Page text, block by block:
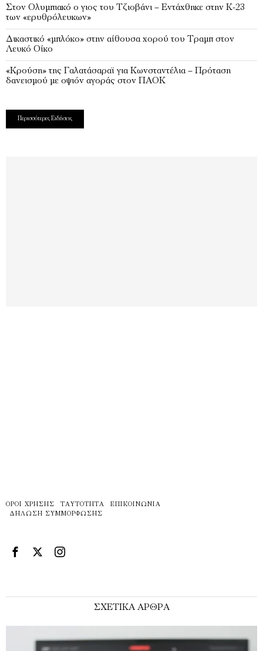
Στον Ολυμπιακό ο γιος του Τζιοβάνι – Εντάχθηκε στην Κ-23
των «ερυθρόλευκων»
Δικαστικό «μπλόκο» στην αίθουσα χορού του Τραμπ στον
Λευκό Οίκο
«Κρούση» της Γαλατάσαραϊ για Κωνσταντέλια – Πρόταση
δανεισμού με οψιόν αγοράς στον ΠΑΟΚ
Περισσότερες Ειδήσεις
ΌΡΟΙ ΧΡΉΣΗΣ ΤΑΥΤΌΤΗΤΑ
ΕΠΙΚΟΙΝΩΝΊΑ
ΔΉΛΩΣΗ ΣΥΜΜΌΡΦΩΣΗΣ
ΣΧΕΤΙΚΑ ΑΡΘΡΑ